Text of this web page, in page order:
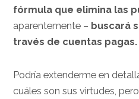
fórmula que elimina las
aparentemente – buscará
través de cuentas
Podría extenderme en
cuáles son sus virtudes,